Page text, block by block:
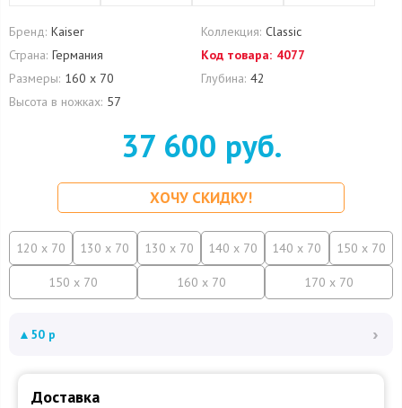
Бренд: Kaiser Коллекция: Classic
Страна: Германия Код товара: 4077
Размеры: 160 х 70 Глубина: 42
Высота в ножках: 57
37 600 руб.
ХОЧУ СКИДКУ!
120 x 70 130 x 70 130 x 70 140 x 70 140 x 70 150 x 70
150 x 70 160 x 70 170 x 70
▲ 50 р ›
Доставка